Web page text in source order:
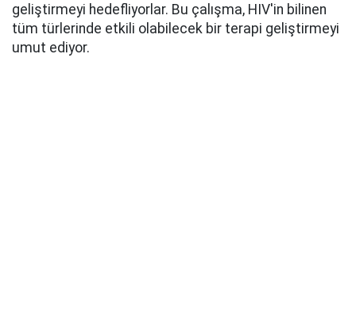
geliştirmeyi hedefliyorlar. Bu çalışma, HIV'in bilinen
tüm türlerinde etkili olabilecek bir terapi geliştirmeyi
umut ediyor.